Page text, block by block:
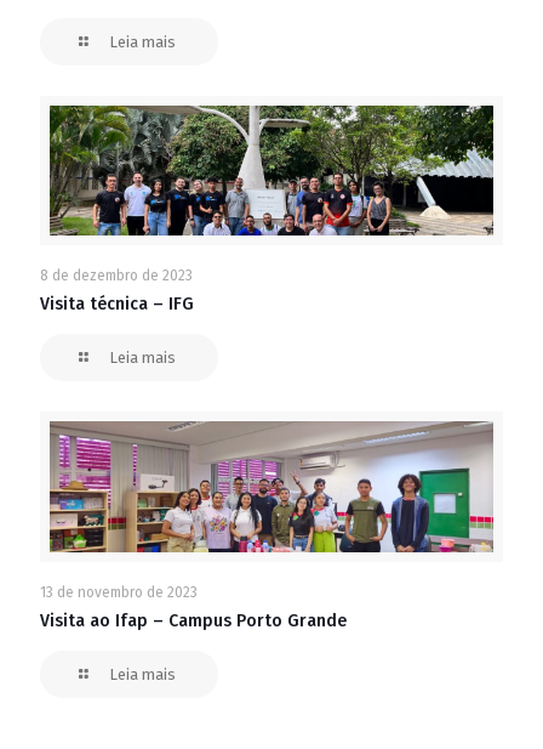
Leia mais
8 de dezembro de 2023
Visita técnica – IFG
Leia mais
13 de novembro de 2023
Visita ao Ifap – Campus Porto Grande
Leia mais